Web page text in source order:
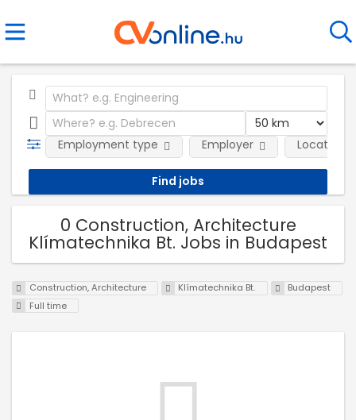
Employment type Employer Location
0 Construction, Architecture
Klímatechnika Bt. Jobs in Budapest
Construction, Architecture Klímatechnika Bt.
Budapest
Full time